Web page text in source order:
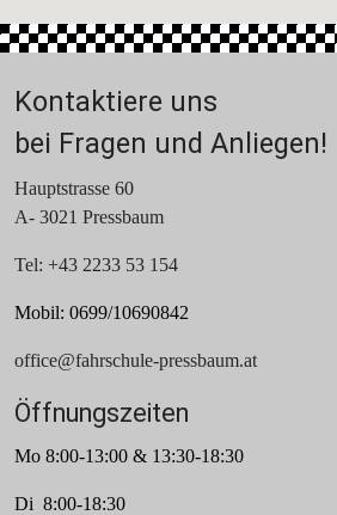
Kontaktiere uns
bei Fragen und Anliegen!
Hauptstrasse 60
A- 3021 Pressbaum
Tel: +43 2233 53 154
Mobil: 0699/10690842
office@fahrschule-pressbaum.at
Öffnungszeiten
Mo 8:00-13:00 & 13:30-18:30
Di 8:00-18:30